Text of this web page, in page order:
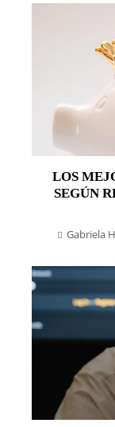
LOS
SEGÚN
Gabriela